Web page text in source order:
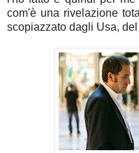
com'è una rivelazione
scopiazzato dagli Usa,